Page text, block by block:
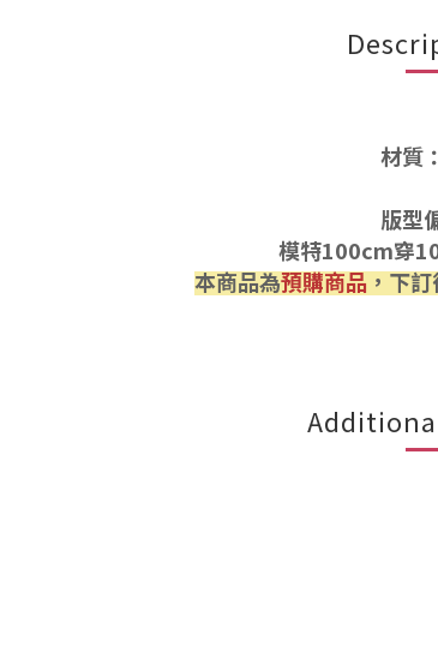
材質
版型
模特100cm穿
本商品為預購商品，下訂